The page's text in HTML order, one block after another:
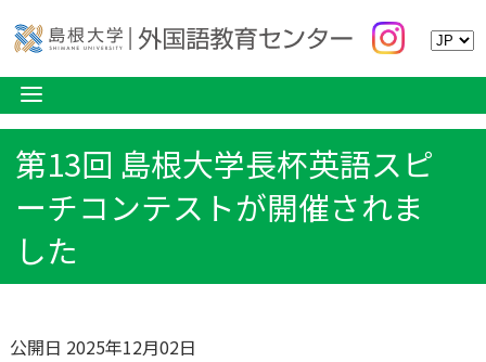
第13回 島根大学長杯英語スピ
ーチコンテストが開催されま
した
公開日 2025年12月02日